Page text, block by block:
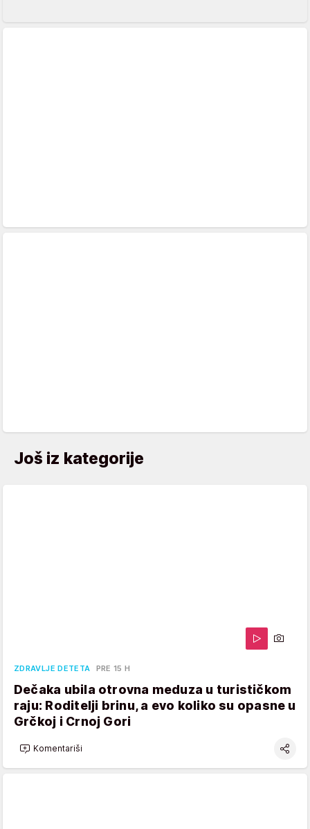
Još iz kategorije
ZDRAVLJE DETETA PRE 15 H
Dečaka ubila otrovna meduza u turističkom
raju: Roditelji brinu, a evo koliko su opasne u
Grčkoj i Crnoj Gori
Komentariši